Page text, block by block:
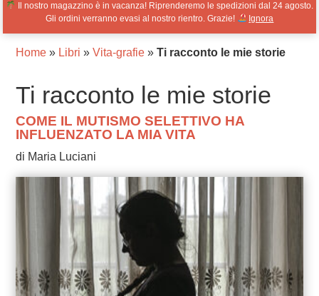
Il nostro magazzino è in vacanza! Riprenderemo le spedizioni dal 24 agosto.
Gli ordini verranno evasi al nostro rientro. Grazie!
Ignora
Home» Libri » Vita-grafie» Ti racconto le mie storie
Ti racconto le mie storie
COME IL MUTISMO SELETTIVO HA
INFLUENZATO LA MIA VITA
di Maria Luciani